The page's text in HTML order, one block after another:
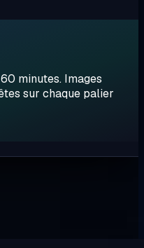
minutes. Images
sur chaque palier